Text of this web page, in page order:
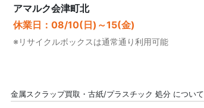
アマルク会津町北
休業日：08/10(日)～15(金)
※リサイクルボックスは通常通り利用可能
金属スクラップ買取・古紙/プラスチック 処分 について